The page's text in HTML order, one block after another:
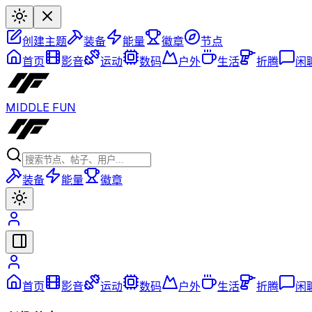
创建主题 装备 能量 徽章
节点
首页
影音 运动 数码 户外 生活 折腾 闲
MIDDLE FUN
装备 能量 徽章
首页 影音 运动 数码 户外 生活 折腾 闲